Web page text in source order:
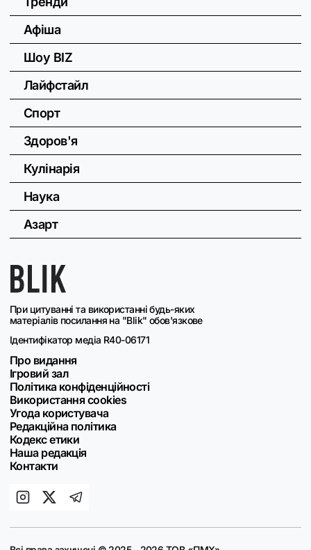
При цитуванні та використанні будь-яких
матеріалів посилання на "Blik" обов'язкове
Ідентифікатор медіа R40-06171
Про видання
Ігровий зал
Політика конфіденційності
Використання cookies
Угода користувача
Редакційна політика
Кодекс етики
Наша редакція
Контакти
Афіша
Шоу BIZ
Лайфстайл
Спорт
Здоров'я
Кулінарія
Наука
Азарт